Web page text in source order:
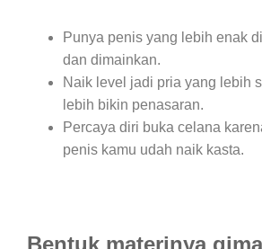
Punya penis yang lebih enak
dan dimainkan.
Naik level jadi pria yang lebih
lebih bikin penasaran.
Percaya diri buka celana
penis kamu udah naik kasta.
Bentuk materinya